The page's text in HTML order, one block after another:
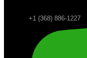
+1 (368) 886-1227